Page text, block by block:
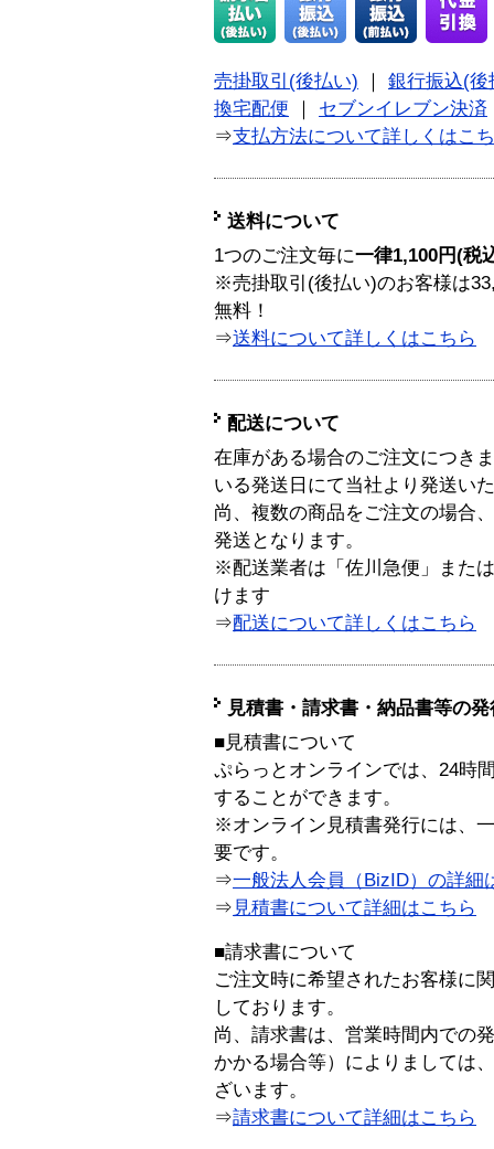
売掛取引(後払い)
銀行振込(後
換宅配便
セブンイレブン決済
⇒支払方法について詳しくはこ
送料について
1つのご注文毎に一律1,100円(税
※売掛取引(後払い)のお客様は
無料！
⇒送料について詳しくはこちら
配送について
在庫がある場合のご注文につき
いる発送日にて当社より発送い
尚、複数の商品をご注文の場合
発送となります。
※配送業者は「佐川急便」また
けます
⇒配送について詳しくはこちら
見積書・請求書・納品書等の
■見積書について
ぷらっとオンラインでは、24時
することができます。
※オンライン見積書発行には、
要です。
⇒一般法人会員（BizID）の詳細
⇒ 見積書について詳細はこちら
■請求書について
ご注文時に希望されたお客様に
しております。
尚、請求書は、営業時間内での
かかる場合等）によりましては
ざいます。
⇒請求書について詳細はこちら